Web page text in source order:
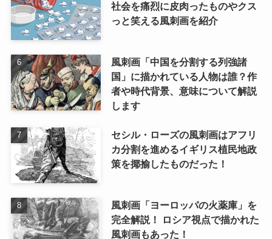
社会を痛烈に皮肉ったものやクス
っと笑える風刺画を紹介
風刺画「中国を分割する列強諸
国」に描かれている人物は誰？作
者や時代背景、意味について解説
します
セシル・ローズの風刺画はアフリ
カ分割を進めるイギリス植民地政
策を揶揄したものだった！
風刺画「ヨーロッパの火薬庫」を
完全解説！ ロシア視点で描かれた
風刺画もあった！